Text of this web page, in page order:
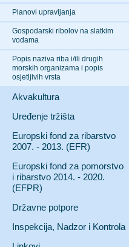
Planovi upravljanja
Gospodarski ribolov na slatkim
vodama
Popis naziva riba i/ili drugih
morskih organizama i popis
osjetljivih vrsta
Akvakultura
Uređenje tržišta
Europski fond za ribarstvo
2007. - 2013. (EFR)
Europski fond za pomorstvo
i ribarstvo 2014. - 2020.
(EFPR)
Državne potpore
Inspekcija, Nadzor i Kontrola